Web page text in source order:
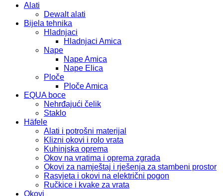
Alati
Dewalt alati
Bijela tehnika
Hladnjaci
Hladnjaci Amica
Nape
Nape Amica
Nape Elica
Ploče
Ploče Amica
EQUA boce
Nehrđajući čelik
Staklo
Häfele
Alati i potrošni materijal
Klizni okovi i rolo vrata
Kuhinjska oprema
Okov na vratima i oprema zgrada
Okovi za namještaj i rješenja za stambeni prostor
Rasvjeta i okovi na električni pogon
Ručkice i kvake za vrata
Okovi